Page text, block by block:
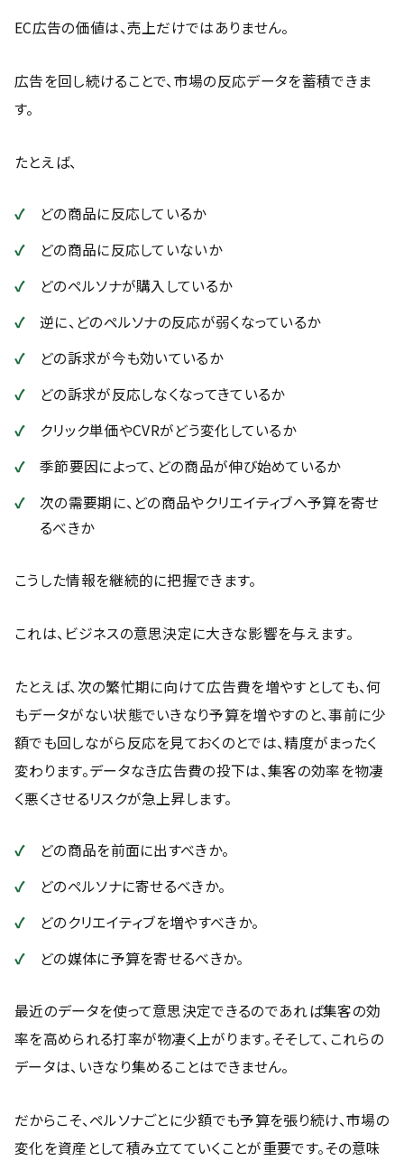
EC広告の価値は、売上だけではありません。
広告を回し続けることで、市場の反応データを蓄積できま
す。
たとえば、
どの商品に反応しているか
どの商品に反応していないか
どのペルソナが購入しているか
逆に、どのペルソナの反応が弱くなっているか
どの訴求が今も効いているか
どの訴求が反応しなくなってきているか
クリック単価やCVRがどう変化しているか
季節要因によって、どの商品が伸び始めているか
次の需要期に、どの商品やクリエイティブへ予算を寄せ
るべきか
こうした情報を継続的に把握できます。
これは、ビジネスの意思決定に大きな影響を与えます。
たとえば、次の繁忙期に向けて広告費を増やすとしても、何
もデータがない状態でいきなり予算を増やすのと、事前に少
額でも回しながら反応を見ておくのとでは、精度がまったく
変わります。データなき広告費の投下は、集客の効率を物凄
く悪くさせるリスクが急上昇します。
どの商品を前面に出すべきか。
どのペルソナに寄せるべきか。
どのクリエイティブを増やすべきか。
どの媒体に予算を寄せるべきか。
最近のデータを使って意思決定できるのであれば集客の効
率を高められる打率が物凄く上がります。そそして、これらの
データは、いきなり集めることはできません。
だからこそ、ペルソナごとに少額でも予算を張り続け、市場の
変化を資産として積み立てていくことが重要です。その意味